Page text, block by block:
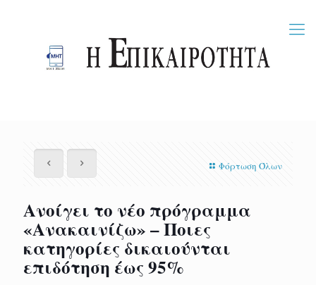
Φόρτωση Όλων
Ανοίγει το νέο πρόγραμμα
«Ανακαινίζω» – Ποιες
κατηγορίες δικαιούνται
επιδότηση έως 95%